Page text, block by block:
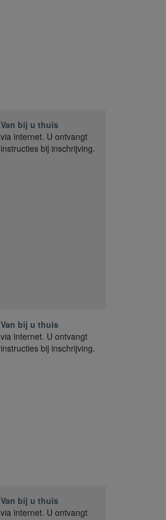
Van bij u thuis
via internet. U ontvangt
instructies bij inschrijving.
Van bij u thuis
via internet. U ontvangt
instructies bij inschrijving.
Van bij u thuis
via internet. U ontvangt